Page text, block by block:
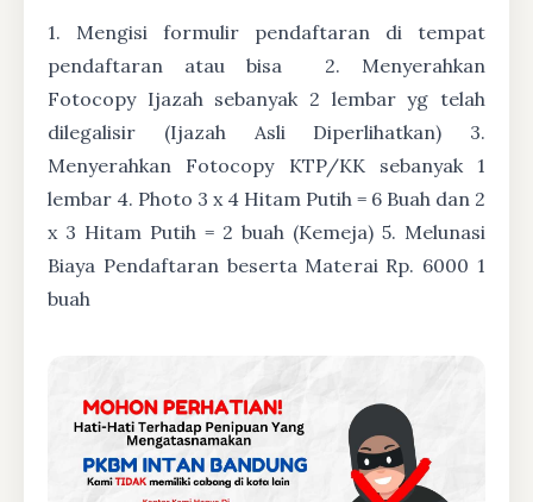
1. Mengisi formulir pendaftaran di tempat
pendaftaran atau bisa
2. Menyerahkan
Fotocopy Ijazah sebanyak 2 lembar yg telah
dilegalisir (Ijazah Asli Diperlihatkan) 3.
Menyerahkan Fotocopy KTP/KK sebanyak 1
lembar 4. Photo 3 x 4 Hitam Putih = 6 Buah dan 2
x 3 Hitam Putih = 2 buah (Kemeja) 5. Melunasi
Biaya Pendaftaran beserta Materai Rp. 6000 1
buah